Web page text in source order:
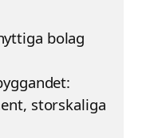
bolag
storskaliga